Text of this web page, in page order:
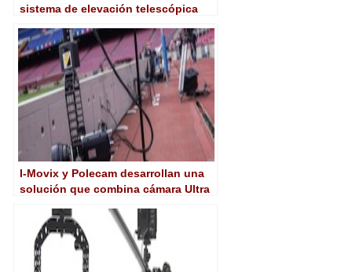
sistema de elevación telescópica
I-Movix y Polecam desarrollan una
solución que combina cámara Ultra